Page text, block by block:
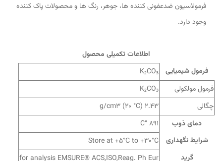
فرمولاسیون ضدعفونی کننده ها، جوهر، رنگ ها و محصولات پاک کننده
وجود دارد.
اطلاعات تکمیلی محصول
فرمول شیمیایی
K₂CO₃
فرمول مولکولی
K₂CO₃
چگالی
2.43 g/cm3 (20 °C)
دمای ذوب
891 °C
شرایط نگهداری
Store at +5°C to +30°C
گرید
for analysis EMSURE® ACS,ISO,Reag. Ph Eur